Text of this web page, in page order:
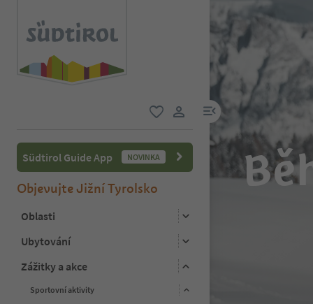
uživatelský odkaz
odkaz na menu
Südtirol Guide App NOVINKA
Objevujte Jižní Tyrolsko
Oblasti
Ubytování
Zážitky a akce
Sportovní aktivity